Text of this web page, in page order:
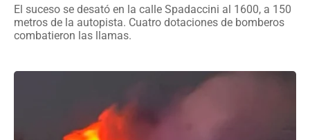
El suceso se desató en la calle Spadaccini al 1600, a 150
metros de la autopista. Cuatro dotaciones de bomberos
combatieron las llamas.